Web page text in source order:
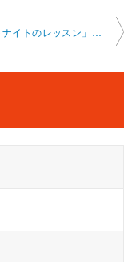
「フォートナイトのレッスン」オンライン 2024-5-31-no0002-0010